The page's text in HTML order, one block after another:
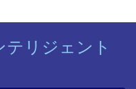
リジェント